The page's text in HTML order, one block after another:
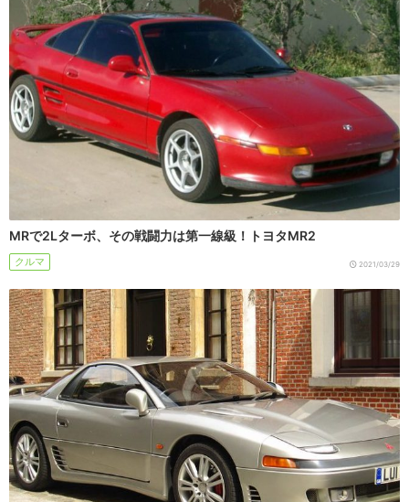
MRで2Lターボ、その戦闘力は第一線級！トヨタMR2
クルマ 2021/03/29